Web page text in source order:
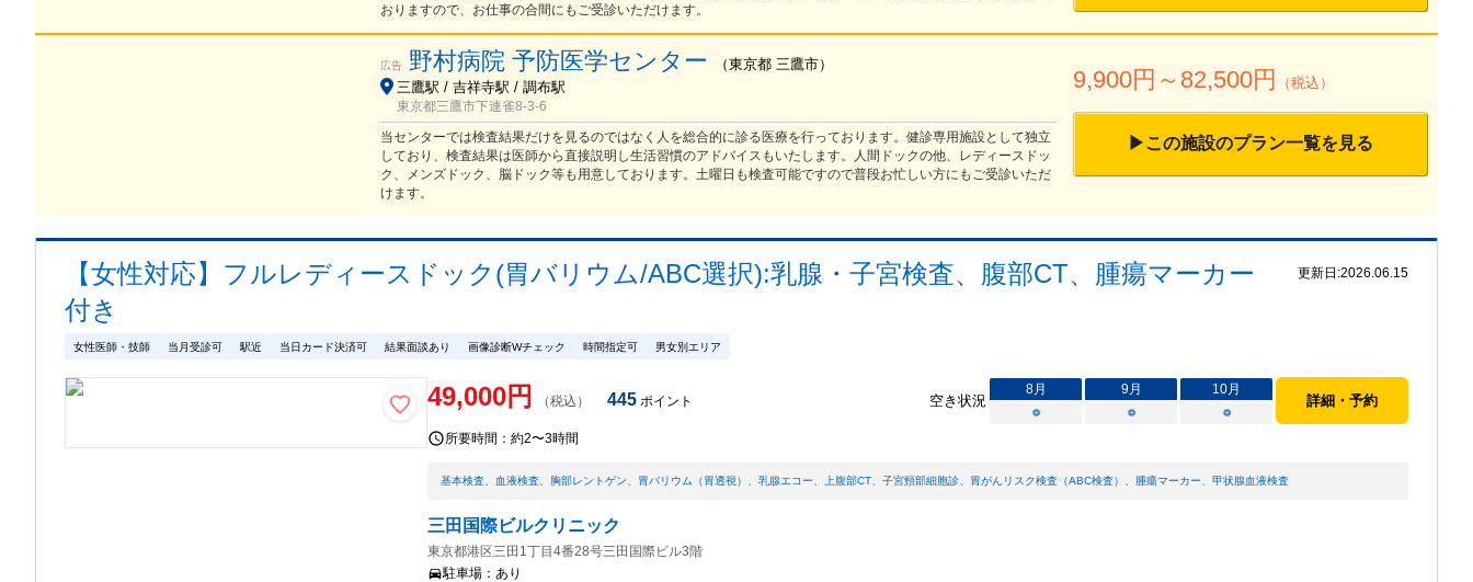
おりますので、お仕事の合間にもご受診いただけます。
広告 野村病院 予防医学センター （東京都 三鷹市）
三鷹駅 / 吉祥寺駅 / 調布駅
東京都三鷹市下連雀8-3-6
当センターでは検査結果だけを見るのではなく人を総合的に診る医療を行っております。健診専用施設として独立
しており、検査結果は医師から直接説明し生活習慣のアドバイスもいたします。人間ドックの他、レディースドッ
ク、メンズドック、脳ドック等も用意しております。土曜日も検査可能ですので普段お忙しい方にもご受診いただ
けます。
9,900円～ 82,500円 （税込）
▶この施設のプラン一覧を見る
【女性対応】フルレディースドック(胃バリウム/ABC選択):乳腺・子宮検査、腹部CT、腫瘍マーカー
付き
更新日:2026.06.15
女性医師・技師 当月受診可 駅近 当日カード決済可 結果面談あり 画像診断Wチェック 時間指定可 男女別エリア
49,000円 （税込） 445 ポイント 空き状況
8月 9月 10月
○
○ ○
詳細・予約
所要時間：約2〜3時間
基本検査 血液検査 胸部レントゲン 胃バリウム（胃透視） 、乳腺エコー 上腹部CT 、子宮頸部細胞診 胃がんリスク検査（ABC検査） 腫瘍マーカー 、甲状腺血液検査
三田国際ビルクリニック
東京都港区三田1丁目4番28号三田国際ビル3階
駐車場：あり